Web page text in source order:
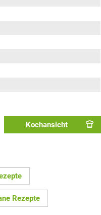
Kochansicht
Rezepte